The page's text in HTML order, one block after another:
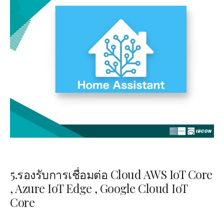
5.รองรับการเชื่อมต่อ Cloud AWS IoT Core
, Azure IoT Edge , Google Cloud IoT
Core